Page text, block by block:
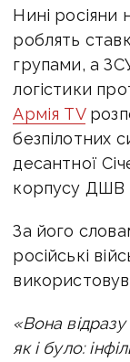
Нині росіяни
роблять
групами, а
логістики
Армія TV
безпілотних
десантної
корпусу ДШВ
За його
російські
«Вона
як і було: